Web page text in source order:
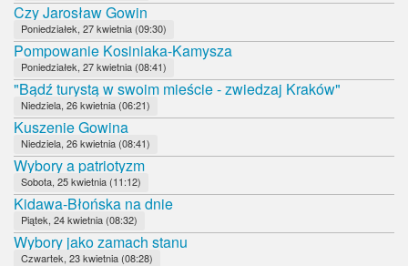
Czy Jarosław Gowin
Poniedziałek, 27 kwietnia (09:30)
Pompowanie Kosiniaka-Kamysza
Poniedziałek, 27 kwietnia (08:41)
"Bądź turystą w swoim mieście - zwiedzaj Kraków"
Niedziela, 26 kwietnia (06:21)
Kuszenie Gowina
Niedziela, 26 kwietnia (08:41)
Wybory a patriotyzm
Sobota, 25 kwietnia (11:12)
Kidawa-Błońska na dnie
Piątek, 24 kwietnia (08:32)
Wybory jako zamach stanu
Czwartek, 23 kwietnia (08:28)